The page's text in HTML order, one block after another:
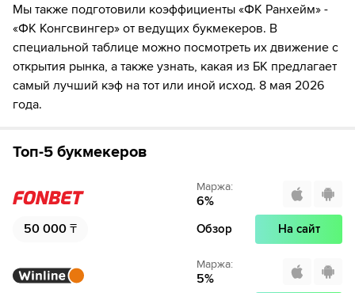
Мы также подготовили коэффициенты «ФК Ранхейм» -
«ФК Конгсвингер» от ведущих букмекеров. В
специальной таблице можно посмотреть их движение с
открытия рынка, а также узнать, какая из БК предлагает
самый лучший кэф на тот или иной исход. 8 мая 2026
года.
Топ-5 букмекеров
50 000 ₸
Маржа:
6%
Обзор На сайт
Маржа:
5%